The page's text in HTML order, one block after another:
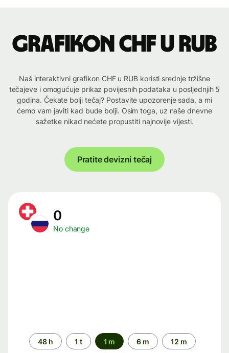
Grafikon CHF u RUB
Naš interaktivni grafikon CHF u RUB koristi srednje tržišne
tečajeve i omogućuje prikaz povijesnih podataka u posljednjih 5
godina. Čekate bolji tečaj? Postavite upozorenje sada, a mi
ćemo vam javiti kad bude bolji. Osim toga, uz naše dnevne
sažetke nikad nećete propustiti najnovije vijesti.
Pratite devizni tečaj
0
No change
Time
period
48 h 1 t 1 m 6 m 12 m